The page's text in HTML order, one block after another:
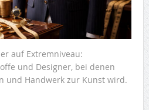
auf Extremniveau:
und Designer, bei denen
und Handwerk zur Kunst wird.